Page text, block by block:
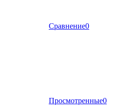
Сравнение0
Просмотренные0